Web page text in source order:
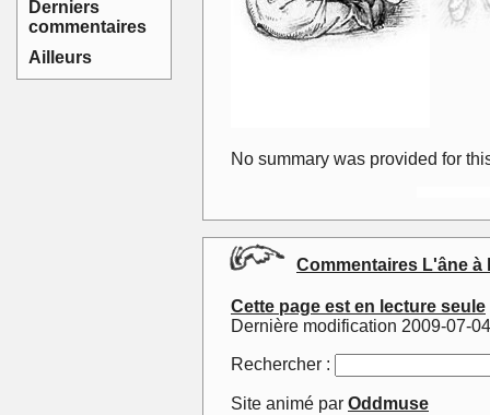
Derniers
commentaires
Ailleurs
No summary was provided for
Commentaires L'âne à
Cette page est en lecture seule
Dernière modification 2009-07-
Rechercher :
Site animé par Oddmuse